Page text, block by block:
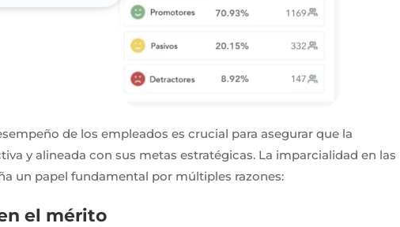
de los empleados es crucial para asegurar que la
y alineada con sus metas estratégicas. La imparcialidad en las
un papel fundamental por múltiples razones:
el mérito